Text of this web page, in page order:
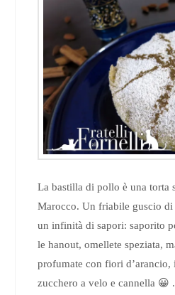
La bastilla di pollo è una torta
Marocco. Un friabile guscio di
un infinità di sapori: saporito
le hanout, omellete speziata,
profumate con fiori d’arancio,
zucchero a velo e cannella 😀